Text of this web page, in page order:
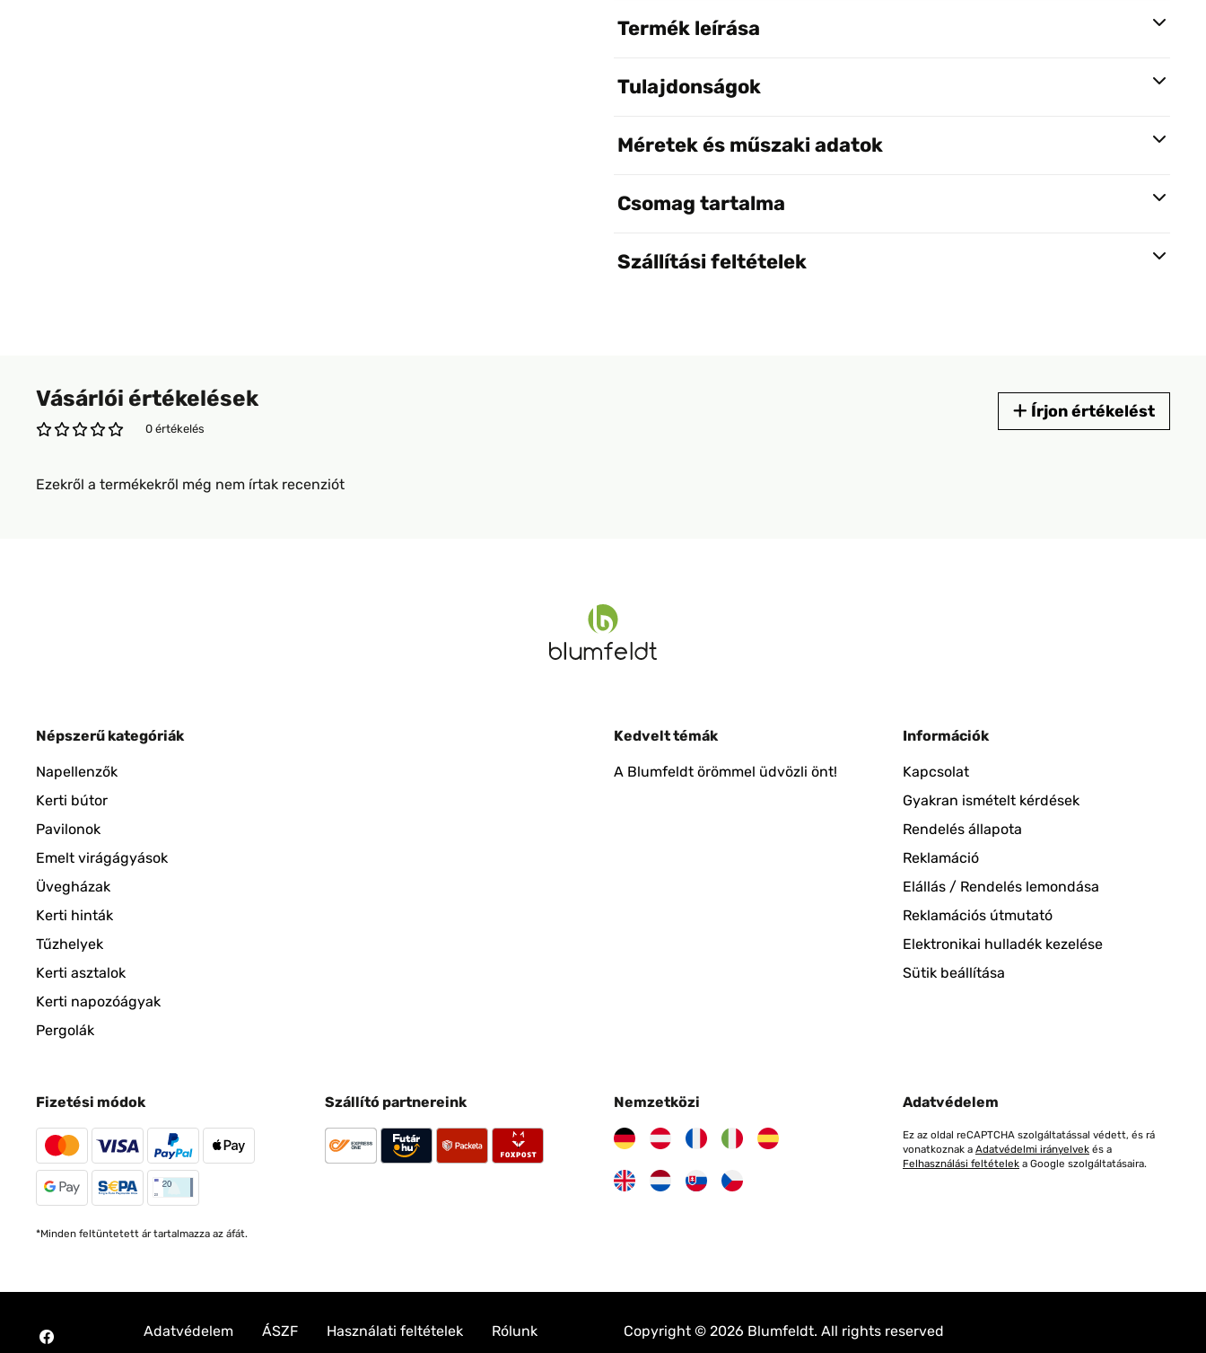
Termék leírása
Tulajdonságok
Méretek és műszaki adatok
Csomag tartalma
Szállítási feltételek
Vásárlói értékelések
0 értékelés
Írjon értékelést
Ezekről a termékekről még nem írtak recenziót
Népszerű kategóriák
Napellenzők
Kerti bútor
Pavilonok
Emelt virágágyások
Üvegházak
Kerti hinták
Tűzhelyek
Kerti asztalok
Kerti napozóágyak
Pergolák
Kedvelt témák
A Blumfeldt örömmel üdvözli önt!
Információk
Kapcsolat
Gyakran ismételt kérdések
Rendelés állapota
Reklamáció
Elállás / Rendelés lemondása
Reklamációs útmutató
Elektronikai hulladék kezelése
Sütik beállítása
Fizetési módok
*Minden feltüntetett ár tartalmazza az áfát.
Szállító partnereink Nemzetközi Adatvédelem
Ez az oldal reCAPTCHA szolgáltatással védett, és rá
vonatkoznak a Adatvédelmi irányelvek és a
Felhasználási feltételek a Google szolgáltatásaira.
Adatvédelem ÁSZF Használati feltételek Rólunk Copyright © 2026 Blumfeldt. All rights reserved